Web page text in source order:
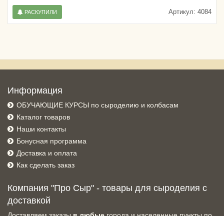
Артикул: 4084
РАСКУПИЛИ
Информация
ОБУЧАЮЩИЕ КУРСЫ по сыроделию и колбасам
Каталог товаров
Наши контакты
Бонусная программа
Доставка и оплата
Как сделать заказ
Компания "Про Сыр" - товары для сыроделия с
доставкой